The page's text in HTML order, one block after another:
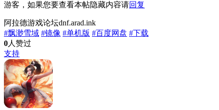
游客，如果您要查看本帖隐藏内容请回复
阿拉德游戏论坛dnf.arad.ink
#飘渺雪域 #镜像 #单机版 #百度网盘 #下载
0人赞过
支持